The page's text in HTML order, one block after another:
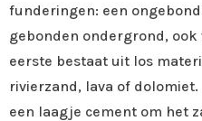
funderingen: een
gebonden ondergrond, ook
eerste bestaat uit los
rivierzand, lava of
een laagje cement om het